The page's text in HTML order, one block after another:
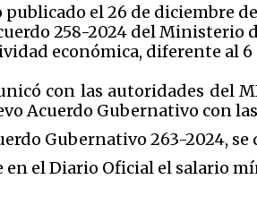
el 26 de diciembre
258-2024 del
económica, diferente al
con las autoridades del
Acuerdo Gubernativo con
Gubernativo 263-2024, se
el Diario Oficial el salario